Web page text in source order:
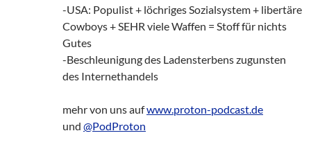
-USA: Populist + löchriges Sozialsystem + libertäre
Cowboys + SEHR viele Waffen = Stoff für nichts
Gutes
-Beschleunigung des Ladensterbens zugunsten
des Internethandels
mehr von uns aufwww.proton-podcast.de
und @PodProton